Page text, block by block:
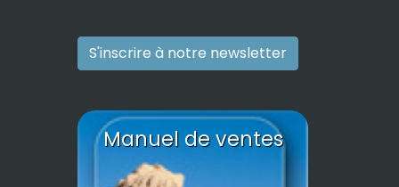
S'inscrire à notre newsletter
Manuel de ventes